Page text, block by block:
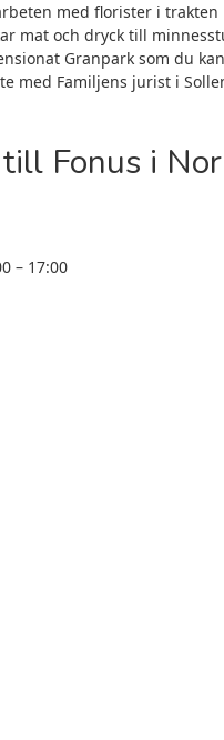
med florister i
mat och dryck till
Granpark som du
med Familjens jurist i
Fonus i
– 17:00